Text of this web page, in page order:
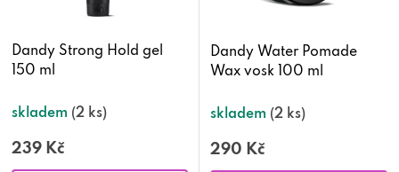
p
r
o
d
Dandy Strong Hold gel
150 ml
skladem (2 ks)
239 Kč
Dandy Water Pomade
Wax vosk 100 ml
skladem (2 ks)
290 Kč